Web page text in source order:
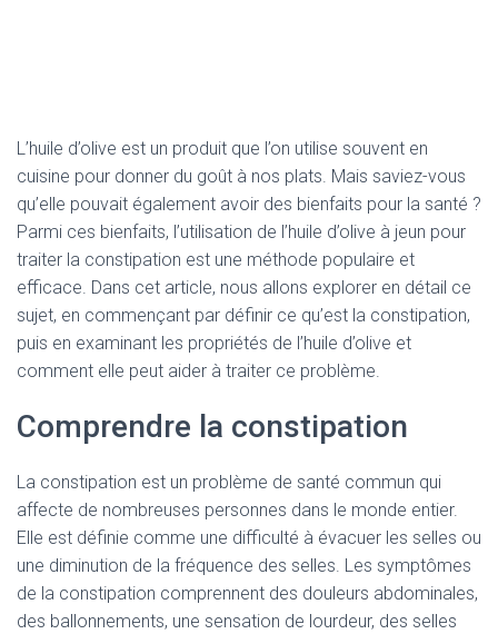
L’huile d’olive est un produit que l’on utilise souvent en
cuisine pour donner du goût à nos plats. Mais saviez-vous
qu’elle pouvait également avoir des bienfaits pour la santé ?
Parmi ces bienfaits, l’utilisation de l’huile d’olive à jeun pour
traiter la constipation est une méthode populaire et
efficace. Dans cet article, nous allons explorer en détail ce
sujet, en commençant par définir ce qu’est la constipation,
puis en examinant les propriétés de l’huile d’olive et
comment elle peut aider à traiter ce problème.
Comprendre la constipation
La constipation est un problème de santé commun qui
affecte de nombreuses personnes dans le monde entier.
Elle est définie comme une difficulté à évacuer les selles ou
une diminution de la fréquence des selles. Les symptômes
de la constipation comprennent des douleurs abdominales,
des ballonnements, une sensation de lourdeur, des selles